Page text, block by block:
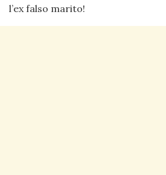
l’ex falso marito!